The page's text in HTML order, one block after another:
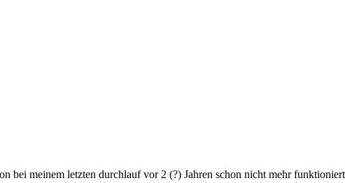
bei meinem letzten durchlauf vor 2 (?) Jahren schon nicht mehr